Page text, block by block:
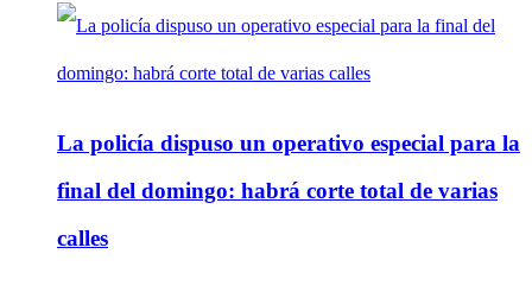
La policía dispuso un operativo especial para la
final del domingo: habrá corte total de varias
calles